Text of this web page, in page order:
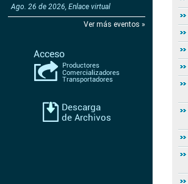
Ago. 26 de 2026, Enlace virtual
Ver más eventos »